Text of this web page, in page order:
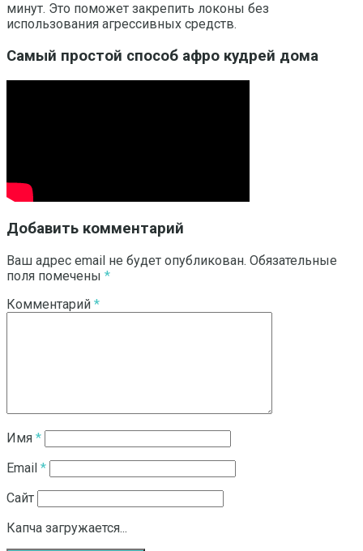
минут. Это поможет закрепить локоны без
использования агрессивных средств.
Самый простой способ афро кудрей дома
Добавить комментарий
Ваш адрес email не будет опубликован. Обязательные
поля помечены *
Комментарий *
Имя *
Email *
Сайт
Капча загружается...